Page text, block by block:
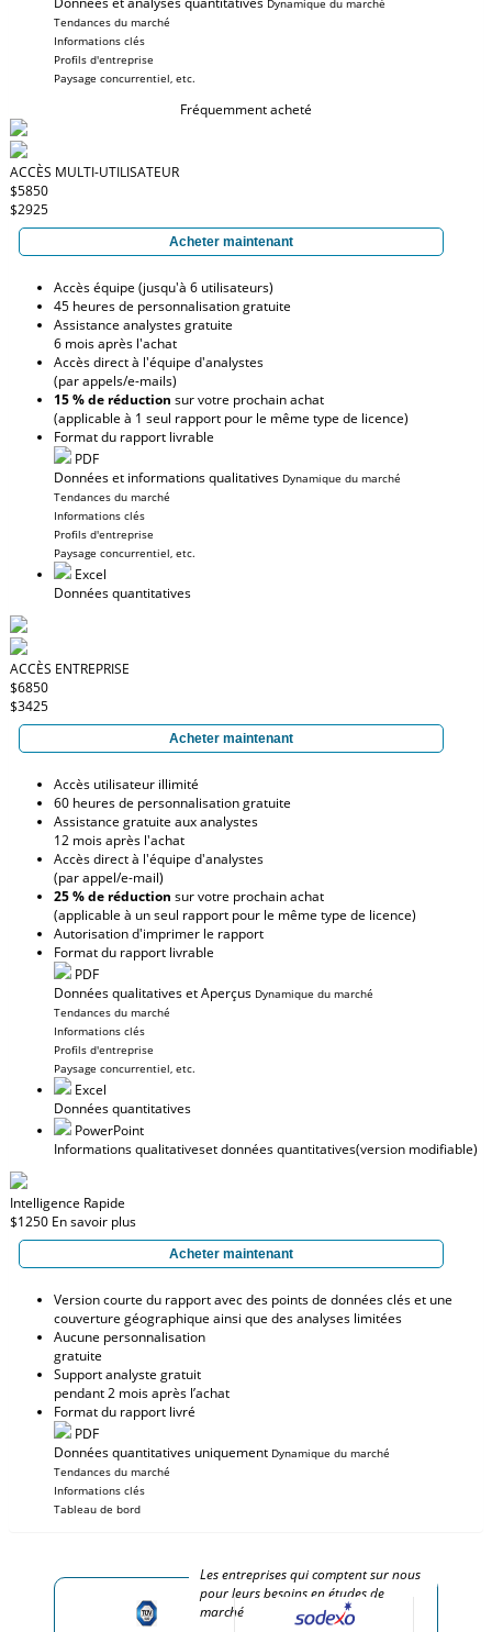
Dynamique du marché
Tendances du marché
Informations clés
Profils d'entreprise
Paysage concurrentiel, etc.
Fréquemment acheté
ACCÈS MULTI-UTILISATEUR
$5850
$2925
Acheter maintenant
Accès équipe (jusqu'à 6 utilisateurs)
45 heures de personnalisation gratuite
Assistance analystes gratuite
6 mois après l'achat
Accès direct à l'équipe d'analystes
(par appels/e-mails)
15 % de réduction sur votre prochain achat
(applicable à 1 seul rapport pour le même type de licence)
Format du rapport livrable
PDF
Données et informations qualitatives Dynamique du marché
Tendances du marché
Informations clés
Profils d'entreprise
Paysage concurrentiel, etc.
Excel
Données quantitatives
ACCÈS ENTREPRISE
$6850
$3425
Acheter maintenant
Accès utilisateur illimité
60 heures de personnalisation gratuite
Assistance gratuite aux analystes
12 mois après l'achat
Accès direct à l'équipe d'analystes
(par appel/e-mail)
25 % de réduction sur votre prochain achat
(applicable à un seul rapport pour le même type de licence)
Autorisation d'imprimer le rapport
Format du rapport livrable
PDF
Données qualitatives et Aperçus Dynamique du marché
Tendances du marché
Informations clés
Profils d'entreprise
Paysage concurrentiel, etc.
Excel
Données quantitatives
PowerPoint
Informations qualitativeset données quantitatives(version modifiable)
Intelligence Rapide
$1250 En savoir plus
Acheter maintenant
Version courte du rapport avec des points de données clés et une
couverture géographique ainsi que des analyses limitées
Aucune personnalisation
gratuite
Support analyste gratuit
pendant 2 mois après l’achat
Format du rapport livré
PDF
Données quantitatives uniquement Dynamique du marché
Tendances du marché
Informations clés
Tableau de bord
Les entreprises qui comptent sur nous
pour leurs besoins en études de
marché